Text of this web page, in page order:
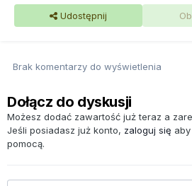
Udostępnij
Brak komentarzy do wyświetlenia
Dołącz do dyskusji
Możesz dodać zawartość już teraz a
Jeśli posiadasz już konto, zaloguj się
pomocą.